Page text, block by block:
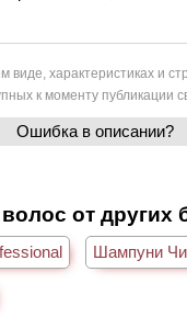
характеристиках и
к моменту публикации
Ошибка в описании?
от других
Шампуни